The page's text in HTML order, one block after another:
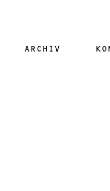
ARCHIV